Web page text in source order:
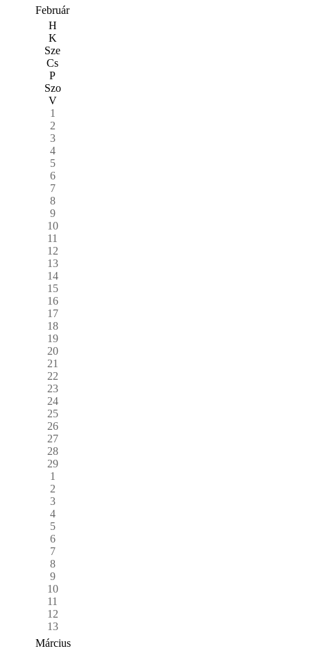
Február
H
K
Sze
Cs
P
Szo
V
1
2
3
4
5
6
7
8
9
10
11
12
13
14
15
16
17
18
19
20
21
22
23
24
25
26
27
28
29
1
2
3
4
5
6
7
8
9
10
11
12
13
Március